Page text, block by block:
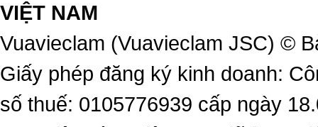
VIỆT NAM
Vuavieclam (Vuavieclam JSC) ©
Giấy phép đăng ký kinh doanh:
số thuế: 0105776939 cấp ngày